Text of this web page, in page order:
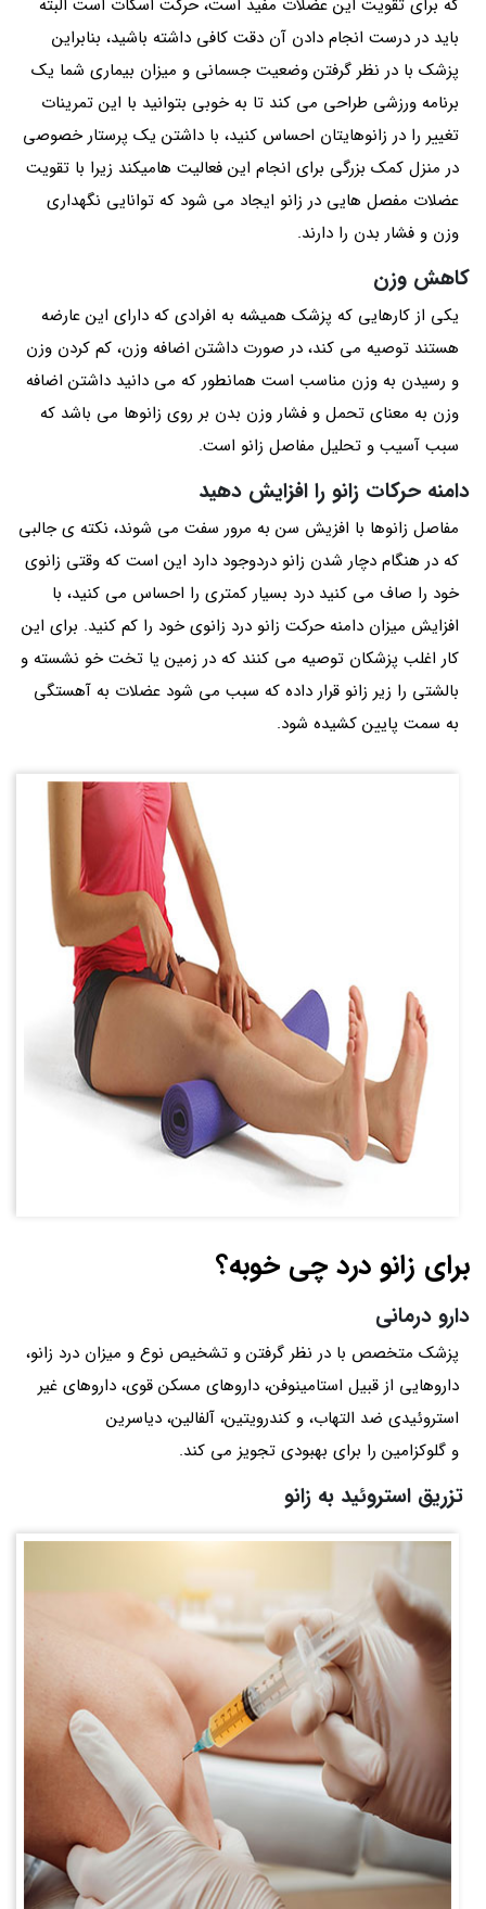
که برای تقویت این عضلات مفید است، حرکت اسکات است البته
باید در درست انجام دادن آن دقت کافی داشته باشید، بنابراین
پزشک با در نظر گرفتن وضعیت جسمانی و میزان بیماری شما یک
برنامه ورزشی طراحی می کند تا به خوبی بتوانید با این تمرینات
تغییر را در زانوهایتان احساس کنید، با داشتن یک پرستار خصوصی
در منزل کمک بزرگی برای انجام این فعالیت هامیکند زیرا با تقویت
عضلات مفصل هایی در زانو ایجاد می شود که توانایی نگهداری
وزن و فشار بدن را دارند.
کاهش وزن
یکی از کارهایی که پزشک همیشه به افرادی که دارای این عارضه
هستند توصیه می کند، در صورت داشتن اضافه وزن، کم کردن وزن
و رسیدن به وزن مناسب است همانطور که می دانید داشتن اضافه
وزن به معنای تحمل و فشار وزن بدن بر روی زانوها می باشد که
سبب آسیب و تحلیل مفاصل زانو است.
دامنه حرکات زانو را افزایش دهید
مفاصل زانوها با افزیش سن به مرور سفت می شوند، نکته ی جالبی
که در هنگام دچار شدن زانو دردوجود دارد این است که وقتی زانوی
خود را صاف می کنید درد بسیار کمتری را احساس می کنید، با
افزایش میزان دامنه حرکت زانو درد زانوی خود را کم کنید. برای این
کار اغلب پزشکان توصیه می کنند که در زمین یا تخت خو نشسته و
بالشتی را زیر زانو قرار داده که سبب می شود عضلات به آهستگی
به سمت پایین کشیده شود.
برای زانو درد چی خوبه؟
دارو درمانی
پزشک متخصص با در نظر گرفتن و تشخیص نوع و میزان درد زانو،
داروهایی از قبیل استامینوفن، داروهای مسکن قوی، داروهای غیر
استروئیدی ضد التهاب، و کندرویتین، آلفالین، دیاسرین
و گلوکزامین را برای بهبودی تجویز می کند.
تزریق استروئید به زانو